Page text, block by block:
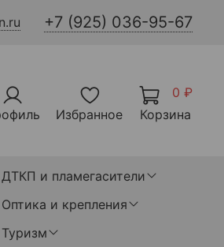
+7 (925) 036-95-67
Избранное
0 ₽
Корзина
ДТКП и пламегасители
Оптика и крепления
Туризм